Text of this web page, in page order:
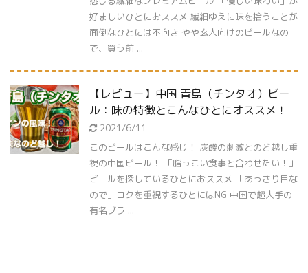
好ましいひとにおススメ 繊細ゆえに味を拾うことが
面倒なひとには不向き やや玄人向けのビールなの
で、買う前 ...
【レビュー】中国 青島（チンタオ）ビー
ル：味の特徴とこんなひとにオススメ！
2021/6/11
このビールはこんな感じ！ 炭酸の刺激とのど越し重
視の中国ビール！ 「脂っこい食事と合わせたい！」
ビールを探しているひとにおススメ 「あっさり目な
ので」コクを重視するひとにはNG 中国で超大手の
有名ブラ ...